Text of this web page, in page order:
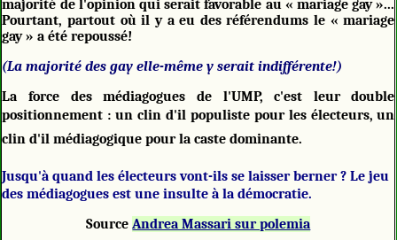
majorité de l'opinion qui serait favorable au « mariage gay »...
Pourtant, partout où il y a eu des référendums le « mariage
gay » a été repoussé!
(La majorité des gay elle-même y serait indifférente!)
La force des médiagogues de l'UMP, c'est leur double
positionnement : un clin d'il populiste pour les électeurs, un
clin d'il médiagogique pour la caste dominante.
Jusqu'à quand les électeurs vont-ils se laisser berner ? Le jeu
des médiagogues est une insulte à la démocratie.
SourceAndrea Massari sur polemia